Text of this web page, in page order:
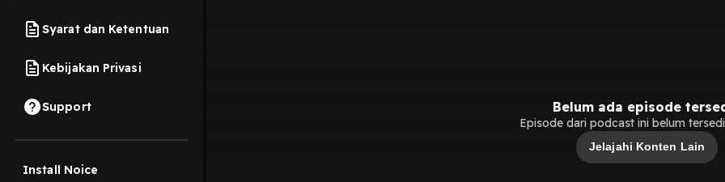
Syarat dan Ketentuan
Kebijakan Privasi
Support
Install Noice
Belum ada episode
Episode dari podcast ini belum
Jelajahi Konten Lain